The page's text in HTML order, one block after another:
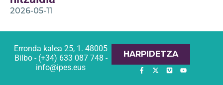
2026-05-11
Erronda kalea 25, 1. 48005
Bilbo - (+34) 633 087 748 -
info@ipes.eus
HARPIDETZA